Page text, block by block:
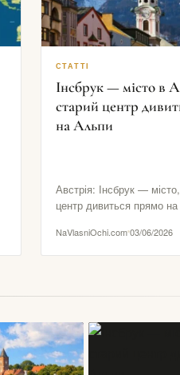
СТАТТІ
Інсбрук — місто в
старий центр
на Альпи
Австрія: Інсбрук —
центр дивиться прямо
NaVlasniOchi.com03/06/2026